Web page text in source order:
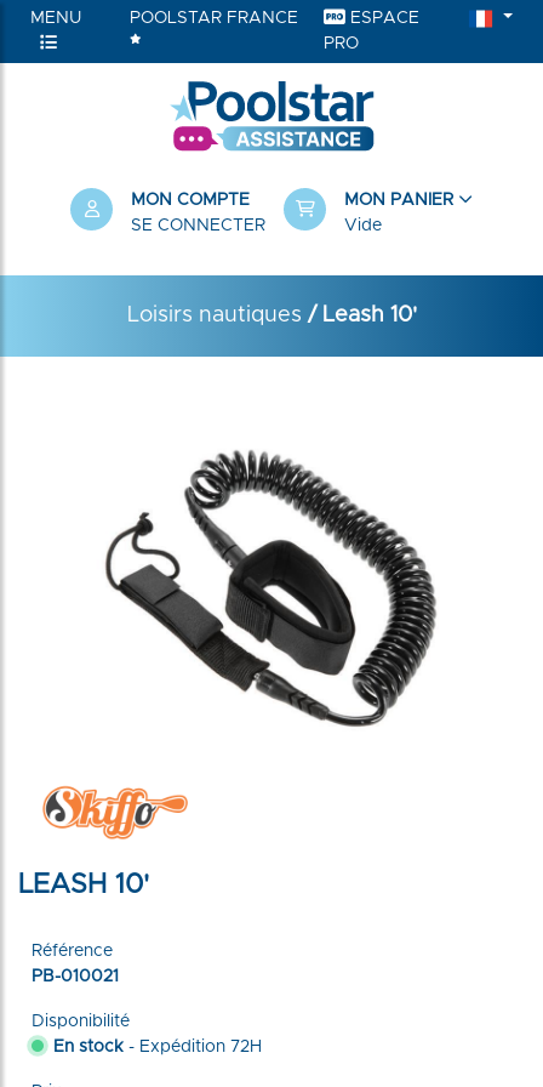
MENU POOLSTAR FRANCE
ESPACE
PRO
MON COMPTE
SE CONNECTER
MON PANIER
Vide
Loisirs nautiques / Leash 10'
LEASH 10'
Référence
PB-010021
Disponibilité
En stock - Expédition 72H